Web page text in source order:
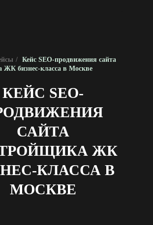
/
Кейс SEO-продвижения сайта
ЖК бизнес-класса в Москве
КЕЙС SEO-
САЙТА
ЖК
КЛАССА В
МОСКВЕ